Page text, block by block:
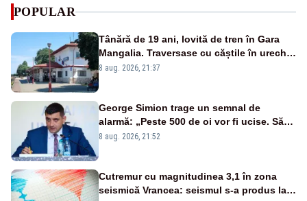
POPULAR
Tânără de 19 ani, lovită de tren în Gara
Mangalia. Traversase cu căștile în urechi
liniile printr-un loc nepermis
8 aug. 2026, 21:37
George Simion trage un semnal de
alarmă: „Peste 500 de oi vor fi ucise. Să
vedem dacă ciobanii vor fi despăgubiți”
8 aug. 2026, 21:52
Cutremur cu magnitudinea 3,1 în zona
seismică Vrancea: seismul s-a produs la